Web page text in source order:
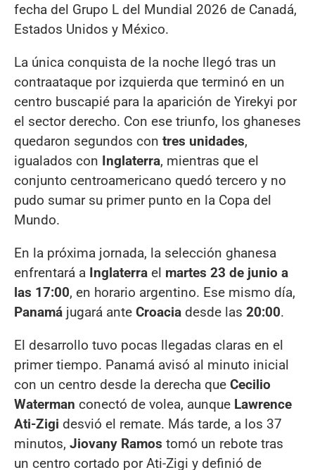
fecha del Grupo L del Mundial 2026 de Canadá,
Estados Unidos y México.
La única conquista de la noche llegó tras un
contraataque por izquierda que terminó en un
centro buscapié para la aparición de Yirekyi por
el sector derecho. Con ese triunfo, los ghaneses
quedaron segundos con tres unidades,
igualados con Inglaterra, mientras que el
conjunto centroamericano quedó tercero y no
pudo sumar su primer punto en la Copa del
Mundo.
En la próxima jornada, la selección ghanesa
enfrentará a Inglaterra el martes 23 de junio a
las 17:00, en horario argentino. Ese mismo día,
Panamá jugará ante Croacia desde las 20:00.
El desarrollo tuvo pocas llegadas claras en el
primer tiempo. Panamá avisó al minuto inicial
con un centro desde la derecha que Cecilio
Waterman conectó de volea, aunque Lawrence
Ati-Zigi desvió el remate. Más tarde, a los 37
minutos, Jiovany Ramos tomó un rebote tras
un centro cortado por Ati-Zigi y definió de